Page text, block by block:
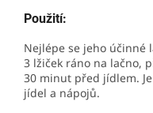
Použití:
Nejlépe se jeho účinné
3 lžiček ráno na lačno,
30 minut před jídlem.
jídel a nápojů.